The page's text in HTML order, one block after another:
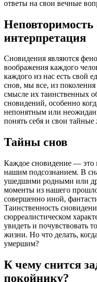
ответы на свои вечные
интерпретация
Сновидения являются
воображения каждого
каждого из нас есть свой
снов, мы все, из
смысле их таинственных
сновидений, особенно
непонятным или
понять себя и свои тайные
Тайны снов
Каждое сновидение — это
нашим подсознанием. В
ушедшими родными или
моменты из нашего
совершенно иной,
Таинственность
сюрреалистическом
увидеть и почувствовать
жизни. Но что делать,
умершим?
К чему снится
покойнику?